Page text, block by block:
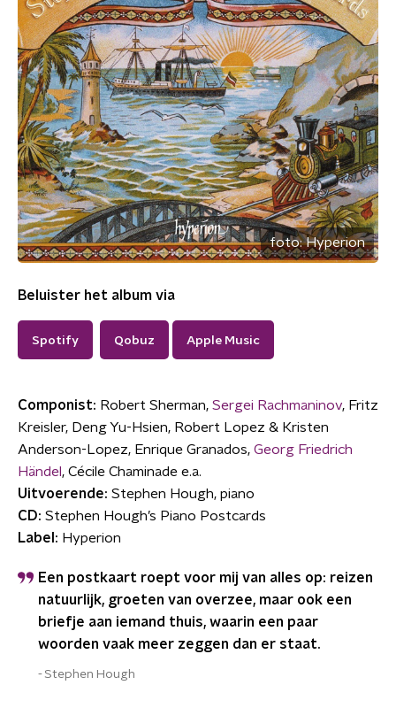
foto:Hyperion
Beluister het album via
Spotify Qobuz Apple Music
Componist: Robert Sherman, Sergei Rachmaninov, Fritz
Kreisler, Deng Yu-Hsien, Robert Lopez & Kristen
Anderson-Lopez, Enrique Granados, Georg Friedrich
Händel , Cécile Chaminade e.a.
Uitvoerende: Stephen Hough, piano
CD: Stephen Hough’s Piano Postcards
Label: Hyperion
Een postkaart roept voor mij van alles op: reizen
natuurlijk, groeten van overzee, maar ook een
briefje aan iemand thuis, waarin een paar
woorden vaak meer zeggen dan er staat.
Stephen Hough